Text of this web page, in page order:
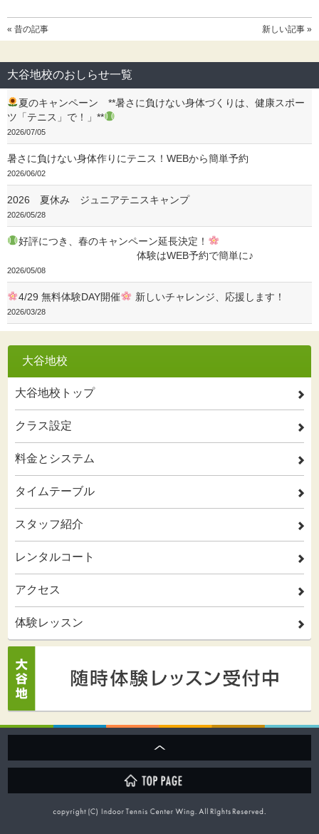
« 昔の記事 新しい記事 »
大谷地校のおしらせ一覧
夏のキャンペーン **暑さに負けない身体づくりは、健康スポー
ツ「テニス」で！」**
2026/07/05
暑さに負けない身体作りにテニス！WEBから簡単予約
2026/06/02
2026 夏休み ジュニアテニスキャンプ
2026/05/28
好評につき、春のキャンペーン延長決定！
体験はWEB予約で簡単に♪
2026/05/08
4/29 無料体験DAY開催 新しいチャレンジ、応援します！
2026/03/28
大谷地校
大谷地校トップ 2
クラス設定 2
料金とシステム 2
タイムテーブル 2
スタッフ紹介 2
レンタルコート 2
アクセス 2
体験レッスン 2